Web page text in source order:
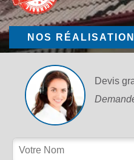
NOS
Devis